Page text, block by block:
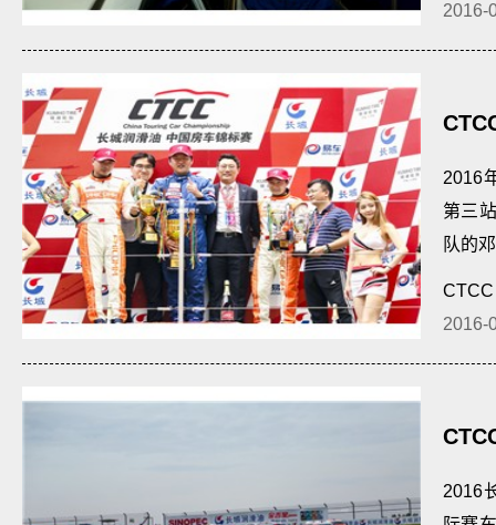
2016-
2016
第三
队的
CTCC
2016-
2016